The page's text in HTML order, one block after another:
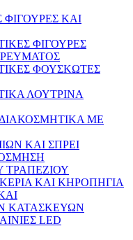
ΦΙΓΟΥΡΕΣ ΚΑΙ
ΦΙΓΟΥΡΕΣ
ΦΟΥΣΚΩΤΕΣ
ΛΟΥΤΡΙΝΑ
ΜΕ
ΚΑΙ ΣΠΡΕΙ
ΤΡΑΠΕΖΙΟΥ
ΚΑΙ ΚΗΡΟΠΗΓΙΑ
ΚΑΤΑΣΚΕΥΩΝ
LED